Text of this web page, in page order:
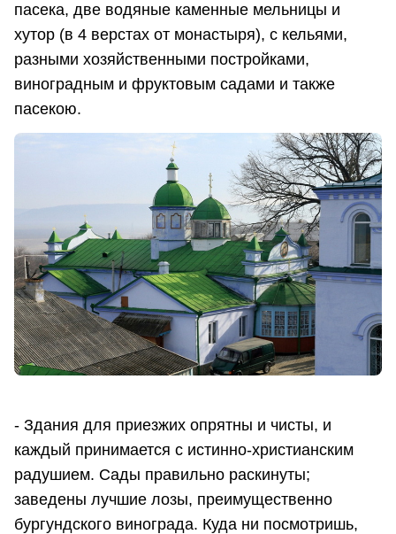
пасека, две водяные каменные мельницы и
хутор (в 4 верстах от монастыря), с кельями,
разными хозяйственными постройками,
виноградным и фруктовым садами и также
пасекою.
- Здания для приезжих опрятны и чисты, и
каждый принимается с истинно-христианским
радушием. Сады правильно раскинуты;
заведены лучшие лозы, преимущественно
бургундского винограда. Куда ни посмотришь,